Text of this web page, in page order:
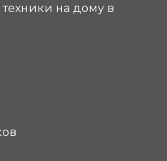
на дому в